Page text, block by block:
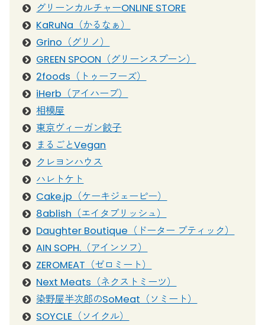
グリーンカルチャーONLINE STORE
KaRuNa（かるなぁ）
Grino（グリノ）
GREEN SPOON（グリーンスプーン）
2foods（トゥーフーズ）
iHerb（アイハーブ）
相模屋
東京ヴィーガン餃子
まるごとVegan
クレヨンハウス
ハレトケト
Cake.jp（ケーキジェーピー）
8ablish（エイタブリッシュ）
Daughter Boutique（ドーター ブティック）
AIN SOPH.（アインソフ）
ZEROMEAT（ゼロミート）
Next Meats（ネクストミーツ）
染野屋半次郎のSoMeat（ソミート）
SOYCLE（ソイクル）